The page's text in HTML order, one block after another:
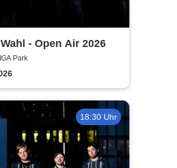
- Open Air 2026
Park
18:30 Uhr